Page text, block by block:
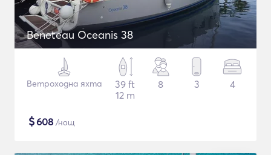
Beneteau Oceanis 38
Ветроходна яхта
39 ft
12 m
8 3 4
$608 /нощ